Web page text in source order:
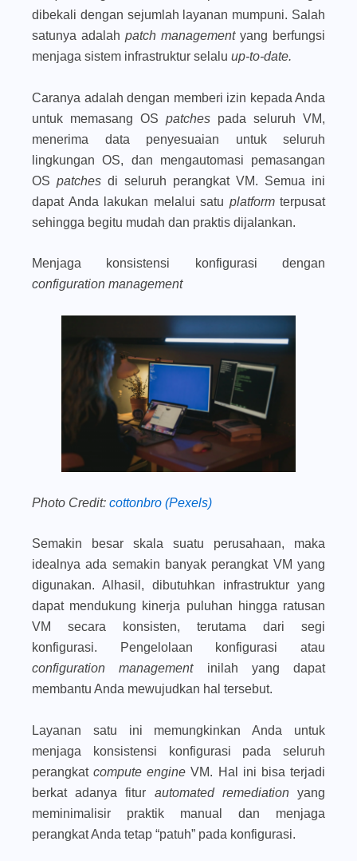
dibekali dengan sejumlah layanan mumpuni. Salah
satunya adalah patch management yang berfungsi
menjaga sistem infrastruktur selalu up-to-date.
Caranya adalah dengan memberi izin kepada Anda
untuk memasang OS patches pada seluruh VM,
menerima data penyesuaian untuk seluruh
lingkungan OS, dan mengautomasi pemasangan
OS patches di seluruh perangkat VM. Semua ini
dapat Anda lakukan melalui satu platform terpusat
sehingga begitu mudah dan praktis dijalankan.
Menjaga konsistensi konfigurasi dengan
configuration management
Photo Credit: cottonbro (Pexels)
Semakin besar skala suatu perusahaan, maka
idealnya ada semakin banyak perangkat VM yang
digunakan. Alhasil, dibutuhkan infrastruktur yang
dapat mendukung kinerja puluhan hingga ratusan
VM secara konsisten, terutama dari segi
konfigurasi. Pengelolaan konfigurasi atau
configuration management inilah yang dapat
membantu Anda mewujudkan hal tersebut.
Layanan satu ini memungkinkan Anda untuk
menjaga konsistensi konfigurasi pada seluruh
perangkatcompute engineVM. Hal ini bisa terjadi
berkat adanya fitur automated remediationyang
meminimalisir praktik manual dan menjaga
perangkat Anda tetap “patuh” pada konfigurasi.